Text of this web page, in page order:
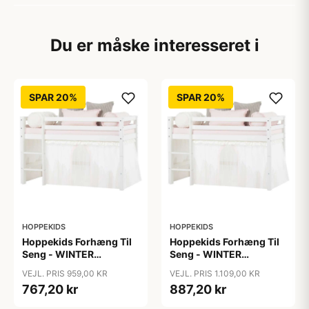
Du er måske interesseret i
SPAR 20%
HOPPEKIDS
Hoppekids Forhæng Til
Seng - WINTER
Flere Størrelser
VEJL. PRIS 959,00 KR
767,20 kr
SPAR 20%
HOPPEKIDS
Hoppekids Forhæng Til
Seng - WINTER
Flere Størrelser
VEJL. PRIS 1.109,00 KR
887,20 kr